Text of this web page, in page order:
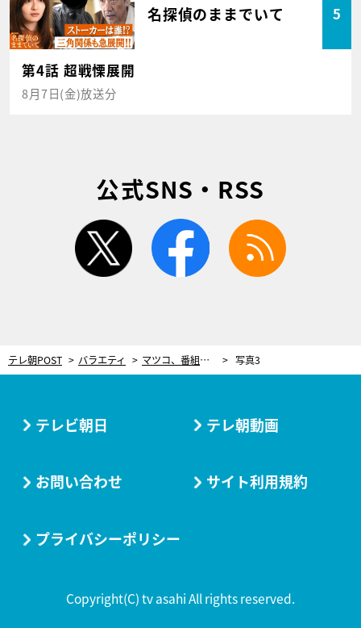
名探偵のままでいて 5
第4話 超戦慄展開
8月7日(金)放送分
公式SNS・RSS
twitter facebook
テレ朝POST バラエティ マツコ、番組スタッフからあらぬ疑いをかけられ…猛抗議！有吉も「捏造だから」と加勢 写真3
テレビ朝日 テレ朝動画
お問い合わせ サイト利用規約
プライバシーポリシー
Copyright(C) tv asahi All rights reserved.